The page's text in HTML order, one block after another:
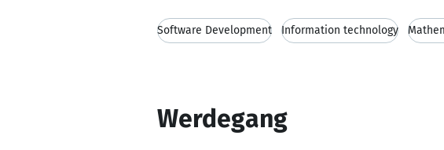
Software Development Information technology
Werdegang